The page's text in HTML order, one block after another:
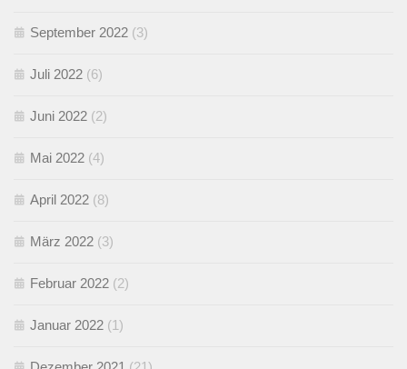
September 2022 (3)
Juli 2022 (6)
Juni 2022 (2)
Mai 2022 (4)
April 2022 (8)
März 2022 (3)
Februar 2022 (2)
Januar 2022 (1)